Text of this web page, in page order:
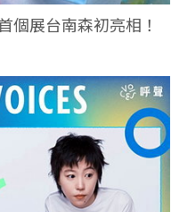
個展台南森初亮相！